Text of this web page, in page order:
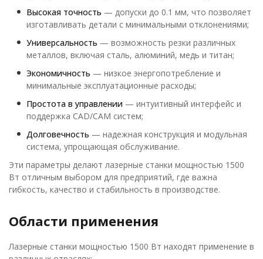
Высокая точность — допуски до 0.1 мм, что позволяет
изготавливать детали с минимальными отклонениями;
Универсальность — возможность резки различных
металлов, включая сталь, алюминий, медь и титан;
Экономичность — низкое энергопотребление и
минимальные эксплуатационные расходы;
Простота в управлении — интуитивный интерфейс и
поддержка CAD/CAM систем;
Долговечность — надежная конструкция и модульная
система, упрощающая обслуживание.
Эти параметры делают лазерные станки мощностью 1500
Вт отличным выбором для предприятий, где важна
гибкость, качество и стабильность в производстве.
Области применения
Лазерные станки мощностью 1500 Вт находят применение в